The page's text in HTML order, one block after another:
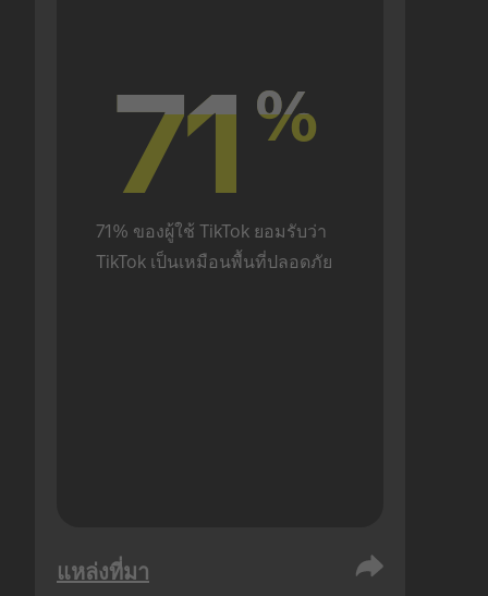
71 %
71 %
71% ของผู้ใช้ TikTok ยอมรับว่า
TikTok เป็นเหมือนพื้นที่ปลอดภัย
แหล่งที่มา